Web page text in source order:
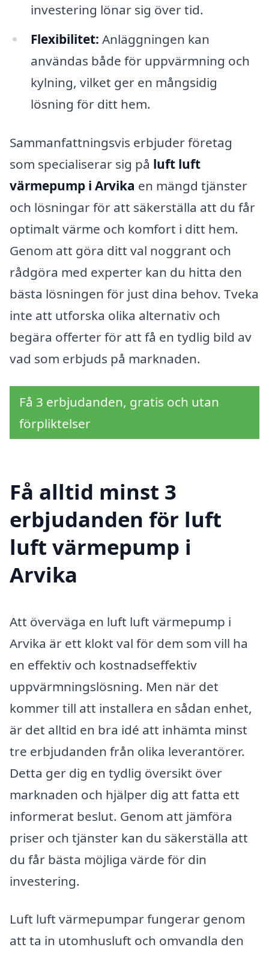
investering lönar sig över tid.
Flexibilitet: Anläggningen kan
användas både för uppvärmning och
kylning, vilket ger en mångsidig
lösning för ditt hem.
Sammanfattningsvis erbjuder företag
som specialiserar sig på luft luft
värmepump i Arvika en mängd tjänster
och lösningar för att säkerställa att du får
optimalt värme och komfort i ditt hem.
Genom att göra ditt val noggrant och
rådgöra med experter kan du hitta den
bästa lösningen för just dina behov. Tveka
inte att utforska olika alternativ och
begära offerter för att få en tydlig bild av
vad som erbjuds på marknaden.
Få 3 erbjudanden, gratis och utan
förpliktelser
Få alltid minst 3
erbjudanden för luft
luft värmepump i
Arvika
Att överväga en luft luft värmepump i
Arvika är ett klokt val för dem som vill ha
en effektiv och kostnadseffektiv
uppvärmningslösning. Men när det
kommer till att installera en sådan enhet,
är det alltid en bra idé att inhämta minst
tre erbjudanden från olika leverantörer.
Detta ger dig en tydlig översikt över
marknaden och hjälper dig att fatta ett
informerat beslut. Genom att jämföra
priser och tjänster kan du säkerställa att
du får bästa möjliga värde för din
investering.
Luft luft värmepumpar fungerar genom
att ta in utomhusluft och omvandla den